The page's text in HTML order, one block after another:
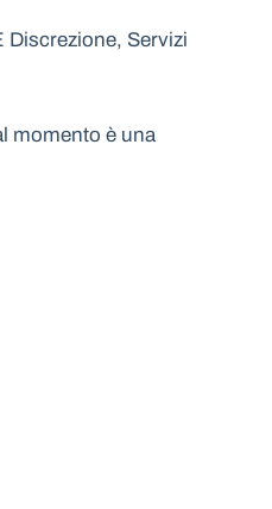
Discrezione, Servizi
momento è una